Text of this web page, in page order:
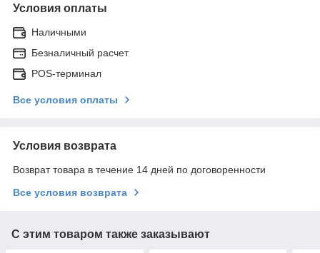
Условия оплаты
Наличными
Безналичный расчет
POS-терминал
Все условия оплаты
Условия возврата
Возврат товара в течение 14 дней по договоренности
Все условия возврата
С этим товаром также заказывают